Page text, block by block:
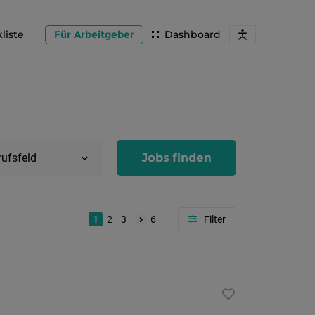
Dashboard
Für Arbeitgeber
Jobs finden
1 2 3 6